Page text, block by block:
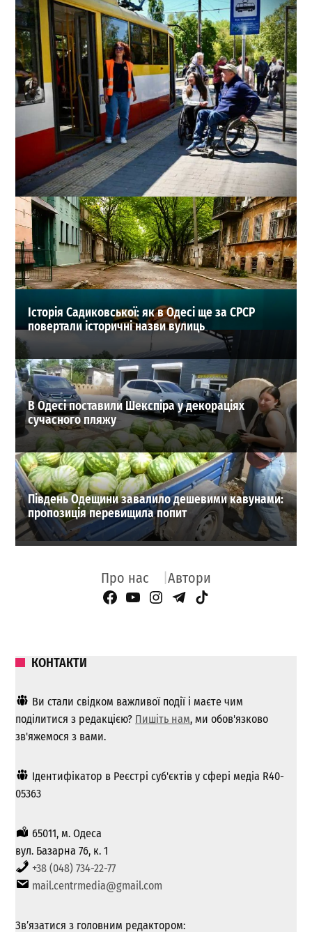
В Одесі запрацює новий серпневий розклад
інклюзивних автобусів: список маршрутів
0
30-07-2026 в 22:27
ВИБІР РЕДАКЦІЇ
Історія Садиковської: як в Одесі ще за СРСР
повертали історичні назви вулиць
В Одесі поставили Шекспіра у декораціях
сучасного пляжу
Південь Одещини завалило дешевими кавунами:
пропозиція перевищила попит
Про нас Автори
Facebook Page
YouTube
Instagram
Telegram
TikTok
КОНТАКТИ
Ви стали свідком важливої ​​події і маєте чим
поділитися з редакцією? Пишіть нам, ми обов'язково
зв'яжемося з вами.
Ідентифікатор в Реєстрі суб'єктів у сфері медіа R40-
05363
65011, м. Одеса
вул. Базарна 76, к. 1
+38 (048) 734-22-77
mail.centrmedia@gmail.com
Зв’язатися з головним редактором: